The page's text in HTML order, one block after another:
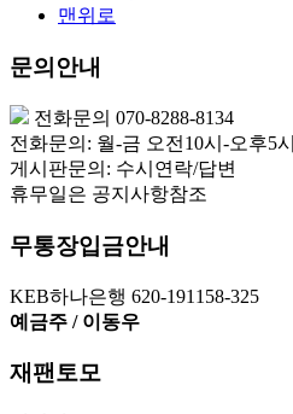
맨위로
문의안내
전화문의 070-8288-8134
전화문의: 월-금 오전10시-오후5시
게시판문의: 수시연락/답변
휴무일은 공지사항참조
무통장입금안내
KEB하나은행 620-191158-325
예금주 / 이동우
재팬토모